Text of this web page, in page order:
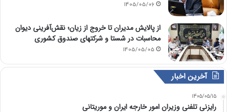
1405/05/06
از پالایش مدیران تا خروج از زیان؛ نقش‌آفرینی دیوان
محاسبات در شستا و شرکتهای صندوق کشوری
1405/05/05
آخرین اخبار
1405/05/15
رایزنی تلفنی وزیران امور خارجه ایران و موریتانی